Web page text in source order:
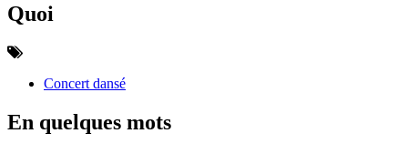
Quoi
Concert dansé
En quelques mots